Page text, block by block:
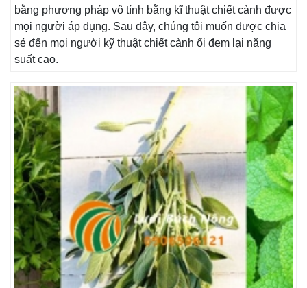
bằng phương pháp vô tính bằng kĩ thuật chiết cành được
mọi người áp dụng. Sau đây, chúng tôi muốn được chia
sẻ đến mọi người kỹ thuật chiết cành ổi đem lại năng
suất cao.